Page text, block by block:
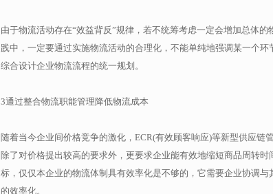
由于物流活动存在“效益背反”规律，若不统筹考虑一定会增加总体
践中，一定要通过实施物流活动的合理化，不能单纯地强调某一个
综合设计企业物流流程的统一规划。
3通过整合物流职能管理降低物流成本
随着当今企业间价格竞争的激化，ECR(有效顾客响应)等新型供应
除了对价格提出较高的要求外，更要求企业能有效地缩短商品周转
标，仅仅本企业的物流体制具有效率化是不够的，它需要企业协调
的效率化。